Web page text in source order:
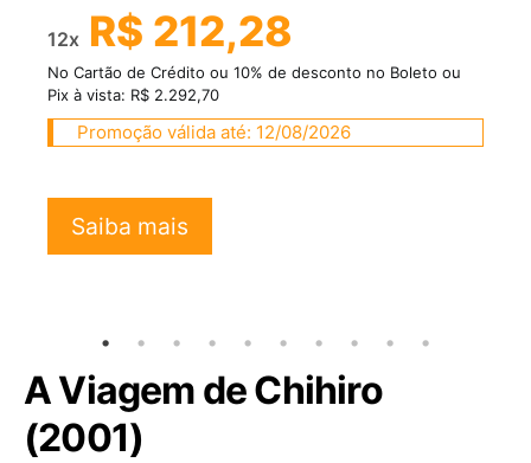
12x R$ 212,28
No Cartão de Crédito ou 10% de desconto no Boleto ou
Pix à vista: R$ 2.292,70
Promoção válida até: 12/08/2026
Saiba mais
A Viagem de Chihiro
(2001)